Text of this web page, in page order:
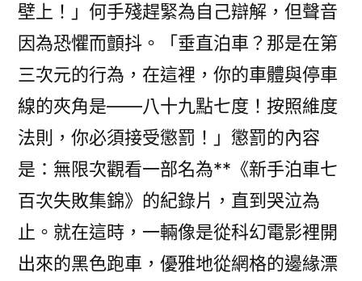
壁上！」何手殘趕緊為自己辯解，但聲音
因為恐懼而顫抖。「垂直泊車？那是在第
三次元的行為，在這裡，你的車體與停車
線的夾角是——八十九點七度！按照維度
法則，你必須接受懲罰！」懲罰的內容
是：無限次觀看一部名為**《新手泊車七
百次失敗集錦》的紀錄片，直到哭泣為
止。就在這時，一輛像是從科幻電影裡開
出來的黑色跑車，優雅地從網格的邊緣漂